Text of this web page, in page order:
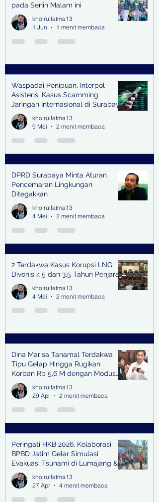
pada Senin Malam ini
khoirulfatma13
1 Jun
1 menit membaca
Waspadai Penipuan, Interpol
Asistensi Kasus Scamming
Jaringan Internasional di Surabaya
khoirulfatma13
9 Mei
2 menit membaca
DPRD Surabaya Minta Aturan
Pencemaran Lingkungan
Ditegakkan
khoirulfatma13
4 Mei
2 menit membaca
2 Terdakwa Kasus Korupsi LNG
Divonis 4,5 dan 3,5 Tahun Penjara
khoirulfatma13
4 Mei
2 menit membaca
Dina Marisa Tanamal Terdakwa
Tipu Gelap Hingga Rugikan
Korban Rp 5,6 M dengan Modus
Kerja Sama Impor Bodong
khoirulfatma13
29 Apr
2 menit membaca
Peringati HKB 2026, Kolaborasi
BPBD Jatim Gelar Simulasi
Evakuasi Tsunami di Lumajang &
Trenggalek
khoirulfatma13
27 Apr
4 menit membaca